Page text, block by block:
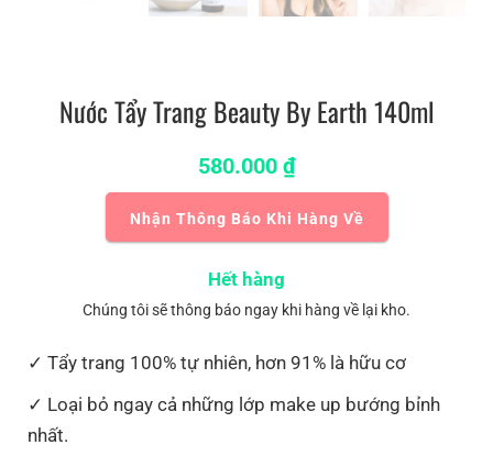
Nước Tẩy Trang Beauty By Earth 140ml
580.000 ₫
Nhận Thông Báo Khi Hàng Về
Hết hàng
Chúng tôi sẽ thông báo ngay khi hàng về lại kho.
Tẩy trang 100% tự nhiên, hơn 91% là hữu cơ
Loại bỏ ngay cả những lớp make up bướng bỉnh
nhất.